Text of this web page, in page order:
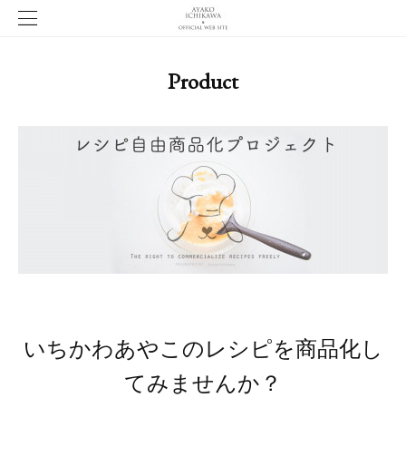
Product
いちかわあやこのレシピを商品化し
てみませんか？